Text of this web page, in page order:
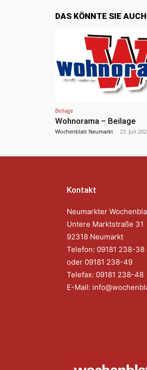
DAS KÖNNTE SIE
Beilage
Wohnorama – Beilage
Wochenblatt Neumarkt - 23. Juli
Kontakt
Neumarkter
Untere Marktstraße 31
92318 Neumarkt
Telefon: 09181 238-38
oder 09181 238-49
Telefax: 09181 238-48
E-Mail: